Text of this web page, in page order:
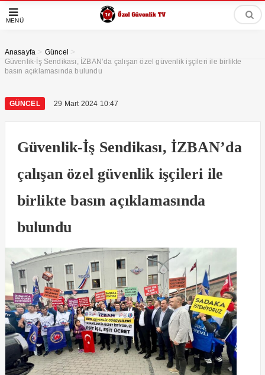
MENÜ
Anasayfa > Güncel >
Güvenlik-İş Sendikası, İZBAN’da çalışan özel güvenlik işçileri ile birlikte
basın açıklamasında bulundu
GÜNCEL 29 Mart 2024 10:47
Güvenlik-İş Sendikası, İZBAN’da
çalışan özel güvenlik işçileri ile
birlikte basın açıklamasında
bulundu